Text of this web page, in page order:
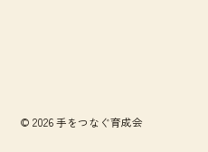
© 2026 手をつなぐ育成会